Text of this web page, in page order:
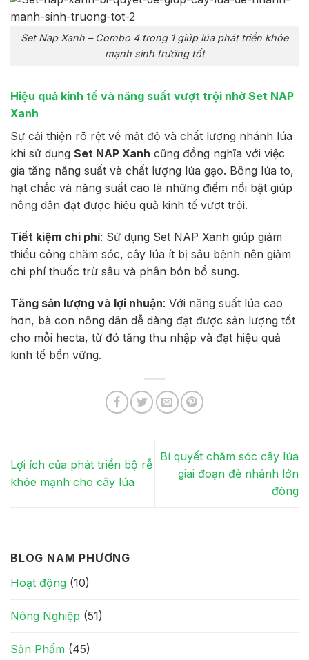
BLOG NAM PHƯƠNG
Hoạt động (10)
Nông Nghiệp (51)
Sản Phẩm (45)
Set Nap Xanh – Combo 4 trong 1 giúp lúa phát triển khỏe
mạnh sinh trưởng tốt
Hiệu quả kinh tế và năng suất vượt trội nhờ Set NAP
Xanh
Sự cải thiện rõ rệt về mật độ và chất lượng nhánh lúa
khi sử dụng Set NAP Xanh cũng đồng nghĩa với việc
gia tăng năng suất và chất lượng lúa gạo. Bông lúa to,
hạt chắc và năng suất cao là những điểm nổi bật giúp
nông dân đạt được hiệu quả kinh tế vượt trội.
Tiết kiệm chi phí: Sử dụng Set NAP Xanh giúp giảm
thiểu công chăm sóc, cây lúa ít bị sâu bệnh nên giảm
chi phí thuốc trừ sâu và phân bón bổ sung.
Tăng sản lượng và lợi nhuận: Với năng suất lúa cao
hơn, bà con nông dân dễ dàng đạt được sản lượng tốt
cho mỗi hecta, từ đó tăng thu nhập và đạt hiệu quả
kinh tế bền vững.
Lợi ích của phát triển bộ rễ
khỏe mạnh cho cây lúa
Bí quyết chăm sóc cây lúa
giai đoạn đẻ nhánh lớn
đòng